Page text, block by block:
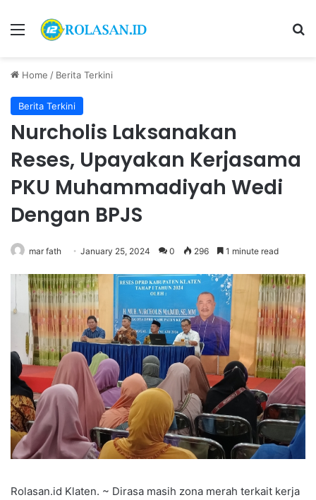
Menu
Home / Berita Terkini
Berita Terkini
Nurcholis Laksanakan
Reses, Upayakan Kerjasama
PKU Muhammadiyah Wedi
Dengan BPJS
mar fath January 25, 2024 0 296 1 minute read
Rolasan.id Klaten. ~ Dirasa masih zona merah terkait kerja